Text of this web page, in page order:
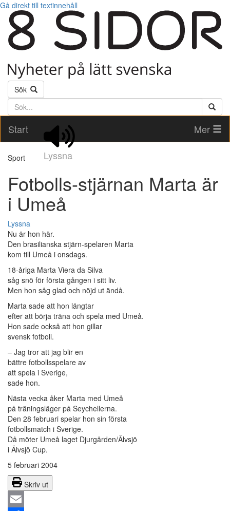
Gå direkt till textinnehåll
Sök
Söktext
Start
Lyssna
Mer
Sport
Fotbolls-stjärnan Marta är
i Umeå
Lyssna
Nu är hon här.
Den brasilianska stjärn-spelaren Marta
kom till Umeå i onsdags.
18-åriga Marta Viera da Silva
såg snö för första gången i sitt liv.
Men hon såg glad och nöjd ut ändå.
Marta sade att hon längtar
efter att börja träna och spela med Umeå.
Hon sade också att hon gillar
svensk fotboll.
– Jag tror att jag blir en
bättre fotbollsspelare av
att spela i Sverige,
sade hon.
Nästa vecka åker Marta med Umeå
på träningsläger på Seychellerna.
Den 28 februari spelar hon sin första
fotbollsmatch i Sverige.
Då möter Umeå laget Djurgården/Älvsjö
i Älvsjö Cup.
5 februari 2004
Skriv ut